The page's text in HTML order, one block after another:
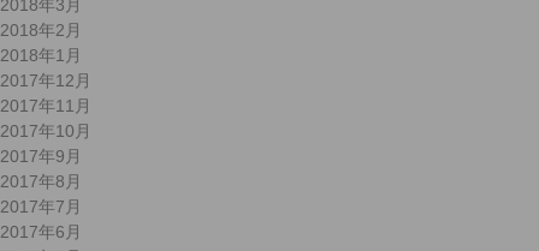
2018年3月
2018年2月
2018年1月
2017年12月
2017年11月
2017年10月
2017年9月
2017年8月
2017年7月
2017年6月